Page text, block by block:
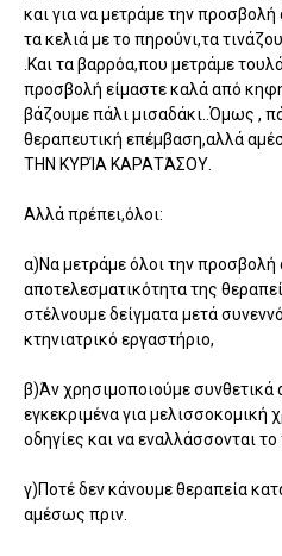
και για να μετράμε την
τα κελιά με το πηρούνι,τα
.Και τα βαρρόα,που μετράμε
προσβολή είμαστε καλά από
βάζουμε πάλι μισαδάκι..Όμως ,
θεραπευτική επέμβαση,αλλά
ΤΗΝ ΚΥΡΊΑ ΚΑΡΑΤΆΣΟΥ.
Αλλά πρέπει,όλοι:
α)Να μετράμε όλοι την προσβολή
αποτελεσματικότητα της
στέλνουμε δείγματα μετά
κτηνιατρικό εργαστήριο,
β)Άν χρησιμοποιούμε συνθετικά
εγκεκριμένα για
οδηγίες και να εναλλάσσονται
γ)Ποτέ δεν κάνουμε θεραπεία
αμέσως πριν.